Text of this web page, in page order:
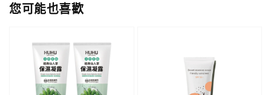
您可能也喜歡